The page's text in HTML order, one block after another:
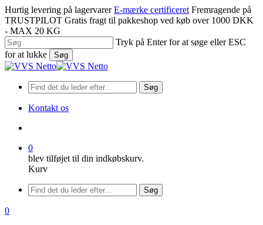
Spring
til
hovedindhold
Hurtig levering på lagervarer E-mærke certificeret Fremragende på
TRUSTPILOT Gratis fragt til pakkeshop ved køb over 1000 DKK
- MAX 20 KG
Tryk på Enter for at søge eller ESC
for at lukke
Søg
Luk
Søg
Kontakt os
0
blev tilføjet til din indkøbskurv.
Kurv
Menu
Søg
søge
0